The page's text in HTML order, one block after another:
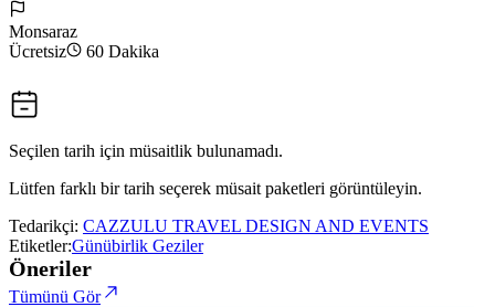
Monsaraz
Ücretsiz
60 Dakika
Seçilen tarih için müsaitlik bulunamadı.
Lütfen farklı bir tarih seçerek müsait paketleri görüntüleyin.
Tedarikçi: CAZZULU TRAVEL DESIGN AND EVENTS
Etiketler:Günübirlik Geziler
Öneriler
Tümünü Gör